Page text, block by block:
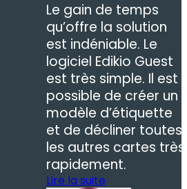
Le gain de temps
qu’offre la solution
est indéniable. Le
logiciel Edikio Guest
est très simple. Il est
possible de créer un
modèle d’étiquette
et de décliner toutes
les autres cartes très
rapidement.
Lire la suite